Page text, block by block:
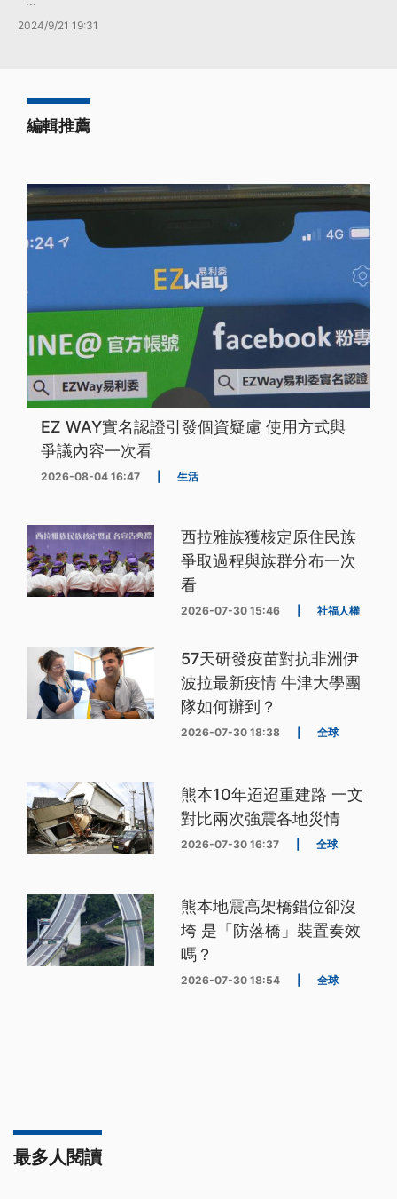
2024/9/21 19:31
編輯推薦
EZ WAY實名認證引發個資疑慮 使用方式與
爭議內容一次看
2026-08-04 16:47 生活
西拉雅族獲核定原住民族
爭取過程與族群分布一次
看
2026-07-30 15:46 社福人權
57天研發疫苗對抗非洲伊
波拉最新疫情 牛津大學團
隊如何辦到？
2026-07-30 18:38 全球
熊本10年迢迢重建路 一文
對比兩次強震各地災情
2026-07-30 16:37 全球
熊本地震高架橋錯位卻沒
垮 是「防落橋」裝置奏效
嗎？
2026-07-30 18:54 全球
最多人閱讀